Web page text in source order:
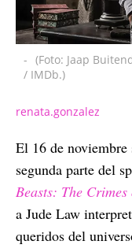
- (Foto: Jaap
/ IMDb.)
renata.gonzalez
El 16 de
segunda parte del
Beasts: The
a Jude Law
queridos del